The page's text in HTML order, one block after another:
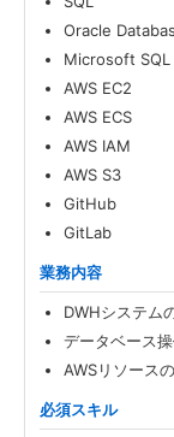
Oracle
Microsoft
AWS EC2
AWS ECS
AWS IAM
AWS S3
GitHub
GitLab
業務内容
DWHシステム
データベース
AWSリソース
必須スキル